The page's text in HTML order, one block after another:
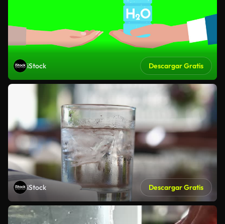
iStock Descargar Gratis
iStock Descargar Gratis